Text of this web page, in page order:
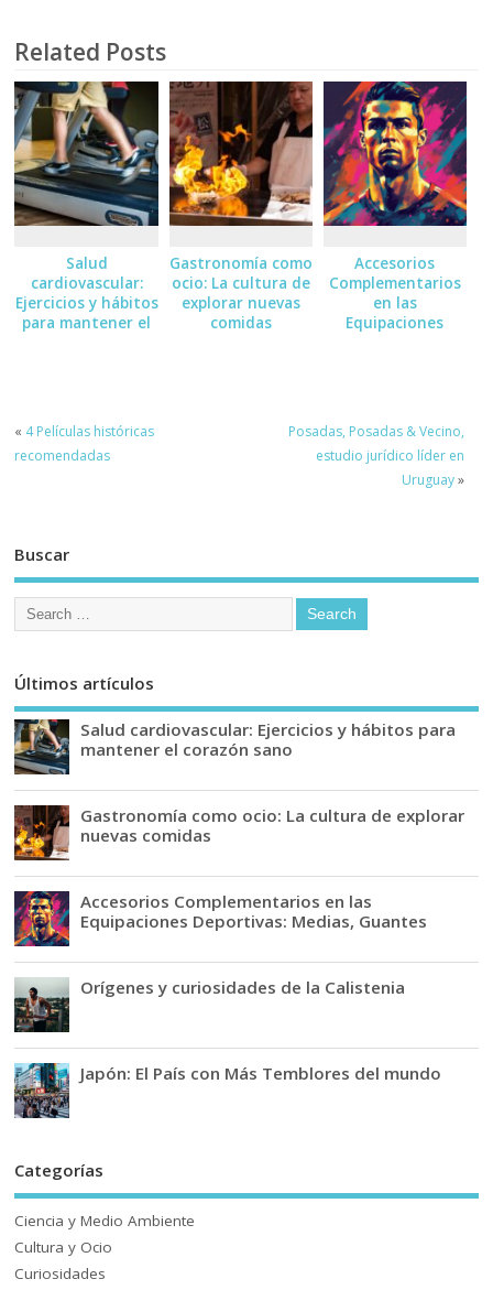
Related Posts
Salud
cardiovascular:
Ejercicios y hábitos
para mantener el
Gastronomía como
ocio: La cultura de
explorar nuevas
comidas
Accesorios
Complementarios
en las
Equipaciones
« 4 Películas históricas
recomendadas
Posadas, Posadas & Vecino,
estudio jurídico líder en
Uruguay»
Buscar
Últimos artículos
Salud cardiovascular: Ejercicios y hábitos para
mantener el corazón sano
Gastronomía como ocio: La cultura de explorar
nuevas comidas
Accesorios Complementarios en las
Equipaciones Deportivas: Medias, Guantes
Orígenes y curiosidades de la Calistenia
Japón: El País con Más Temblores del mundo
Categorías
Ciencia y Medio Ambiente
Cultura y Ocio
Curiosidades